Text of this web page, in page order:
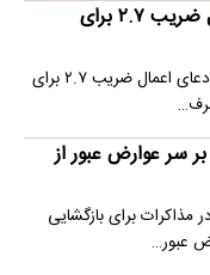
اولین واکنش رسمی به ماجرای اعمال ضریب ۲.۷ برای
سازمان تنظیم مقررات و ارتباطات رادیویی با رد ادعای اعمال ضریب ۲.۷ برای
سر عوارض عبور از
برای بازگشایی
عبور…